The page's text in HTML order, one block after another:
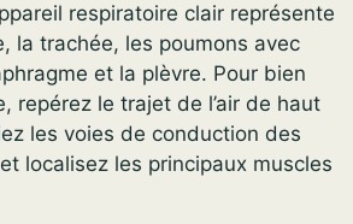
respiratoire clair représente
la trachée, les poumons avec
et la plèvre. Pour bien
repérez le trajet de l’air de haut
les voies de conduction des
localisez les principaux muscles